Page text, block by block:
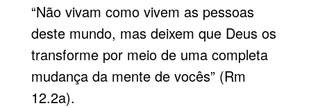
“Não vivam como vivem as pessoas
deste mundo, mas deixem que Deus os
transforme por meio de uma completa
mudança da mente de vocês” (Rm
12.2a).